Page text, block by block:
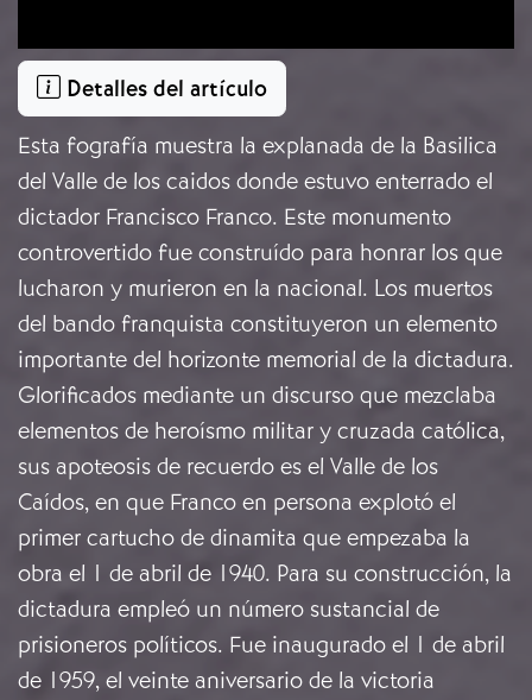
Detalles del artículo
Esta fografía muestra la explanada de la Basilica
del Valle de los caidos donde estuvo enterrado el
dictador Francisco Franco. Este monumento
controvertido fue construído para honrar los que
lucharon y murieron en la nacional. Los muertos
del bando franquista constituyeron un elemento
importante del horizonte memorial de la dictadura.
Glorificados mediante un discurso que mezclaba
elementos de heroísmo militar y cruzada católica,
sus apoteosis de recuerdo es el Valle de los
Caídos, en que Franco en persona explotó el
primer cartucho de dinamita que empezaba la
obra el 1 de abril de 1940. Para su construcción, la
dictadura empleó un número sustancial de
prisioneros políticos. Fue inaugurado el 1 de abril
de 1959, el veinte aniversario de la victoria